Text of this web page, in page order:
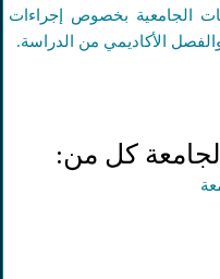
بخصوص إجراءات
الأكاديمي من الدراسة.
كل من: